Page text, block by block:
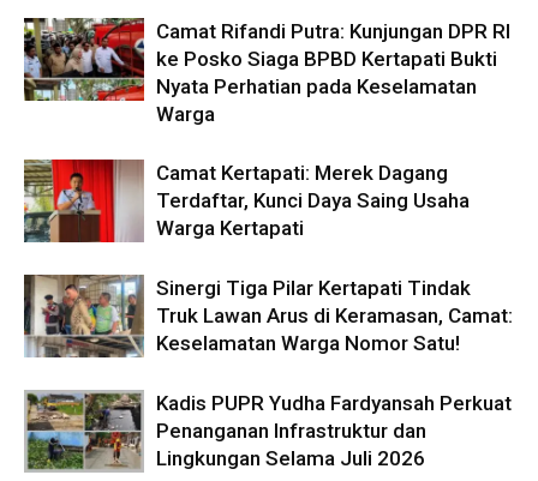
Camat Rifandi Putra: Kunjungan DPR RI
ke Posko Siaga BPBD Kertapati Bukti
Nyata Perhatian pada Keselamatan
Warga
Camat Kertapati: Merek Dagang
Terdaftar, Kunci Daya Saing Usaha
Warga Kertapati
Sinergi Tiga Pilar Kertapati Tindak
Truk Lawan Arus di Keramasan, Camat:
Keselamatan Warga Nomor Satu!
Kadis PUPR Yudha Fardyansah Perkuat
Penanganan Infrastruktur dan
Lingkungan Selama Juli 2026